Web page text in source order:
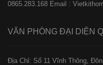
0865.283.168 Email :
VĂN PHÒNG ĐẠI DIỆN
Địa Chỉ: Số 11 Vĩnh Thông,